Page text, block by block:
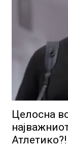
Целосна
Атлетико?!